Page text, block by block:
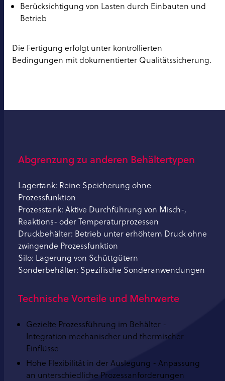
Berücksichtigung von Lasten durch Einbauten und
Betrieb
Die Fertigung erfolgt unter kontrollierten
Bedingungen mit dokumentierter Qualitätssicherung.
Abgrenzung zu anderen Behältertypen
Lagertank: Reine Speicherung ohne
Prozessfunktion
Prozesstank: Aktive Durchführung von Misch-,
Reaktions- oder Temperaturprozessen
Druckbehälter: Betrieb unter erhöhtem Druck ohne
zwingende Prozessfunktion
Silo: Lagerung von Schüttgütern
Sonderbehälter: Spezifische Sonderanwendungen
Technische Vorteile und Mehrwerte
Gezielte Prozessführung im Behälter -
Integration mechanischer und thermischer
Einflüsse
Hohe Flexibilität in der Auslegung - Anpassung
an unterschiedliche Prozessanforderungen